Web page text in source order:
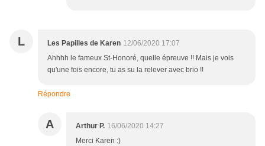
L Les Papilles de Karen 12/06/2020 17:07
Ahhhh le fameux St-Honoré, quelle épreuve !! Mais je vois
qu'une fois encore, tu as su la relever avec brio !!
Répondre
A Arthur P. 16/06/2020 14:27
Merci Karen :)